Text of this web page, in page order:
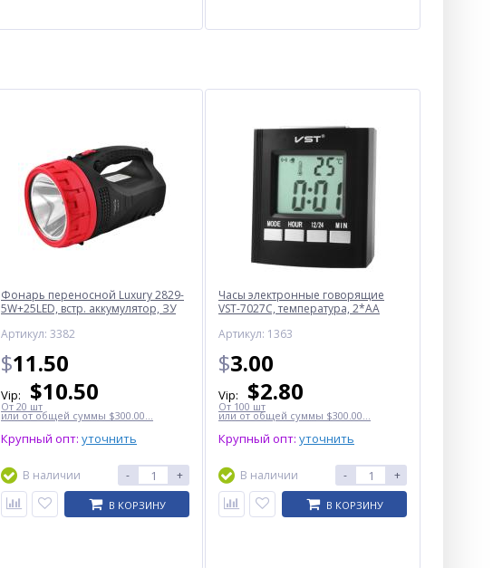
Фонарь переносной Luxury 2829-
5W+25LED, встр. аккумулятор, ЗУ
Артикул: 3382
$11.50
Vip: $10.50
От 20 шт
или от общей суммы $300.00...
Крупный опт: уточнить
В наличии - +
В КОРЗИНУ
Часы электронные говорящие
VST-7027С, температура, 2*AA
Артикул: 1363
$3.00
Vip: $2.80
От 100 шт
или от общей суммы $300.00...
Крупный опт: уточнить
В наличии - +
В КОРЗИНУ